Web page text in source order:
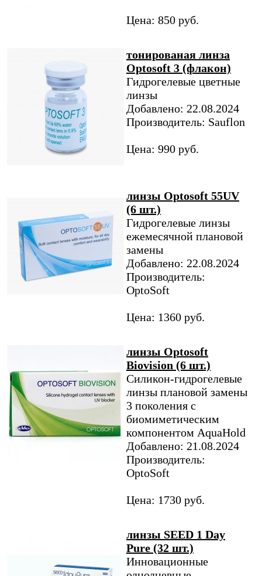
Цена: 850 руб.
тонированая линза
Optosoft 3 (флакон)
Гидрогелевые цветные
линзы
Добавлено: 22.08.2024
Производитель: Sauflon
Цена: 990 руб.
линзы Optosoft 55UV
(6 шт.)
Гидрогелевые линзы
ежемесячной плановой
замены
Добавлено: 22.08.2024
Производитель:
OptoSoft
Цена: 1360 руб.
линзы Optosoft
Biovision (6 шт.)
Силикон-гидрогелевые
линзы плановой замены
3 поколения с
биомиметическим
компонентом AquaHold
Добавлено: 21.08.2024
Производитель:
OptoSoft
Цена: 1730 руб.
линзы SEED 1 Day
Pure (32 шт.)
Инновационные